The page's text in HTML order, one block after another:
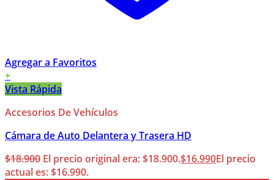
Agregar a Favoritos
+
Vista Rápida
Accesorios De Vehículos
Cámara de Auto Delantera y Trasera HD
$18.900 El precio original era: $18.900.$16.990El precio
actual es: $16.990.